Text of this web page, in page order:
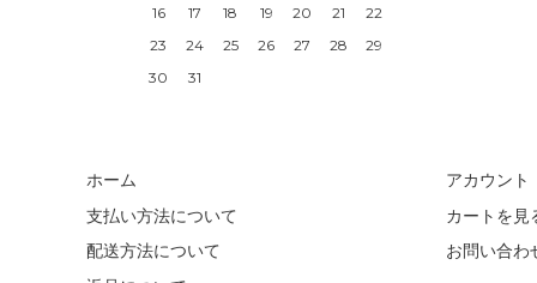
16
17 18 19 20 21
22
23
24 25 26 27 28
29
30
31
ホーム
支払い方法について
配送方法について
アカウント
カートを見
お問い合わ